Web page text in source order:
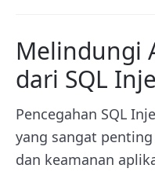
Melindungi
dari SQL
Pencegahan SQL
yang sangat
dan keamanan